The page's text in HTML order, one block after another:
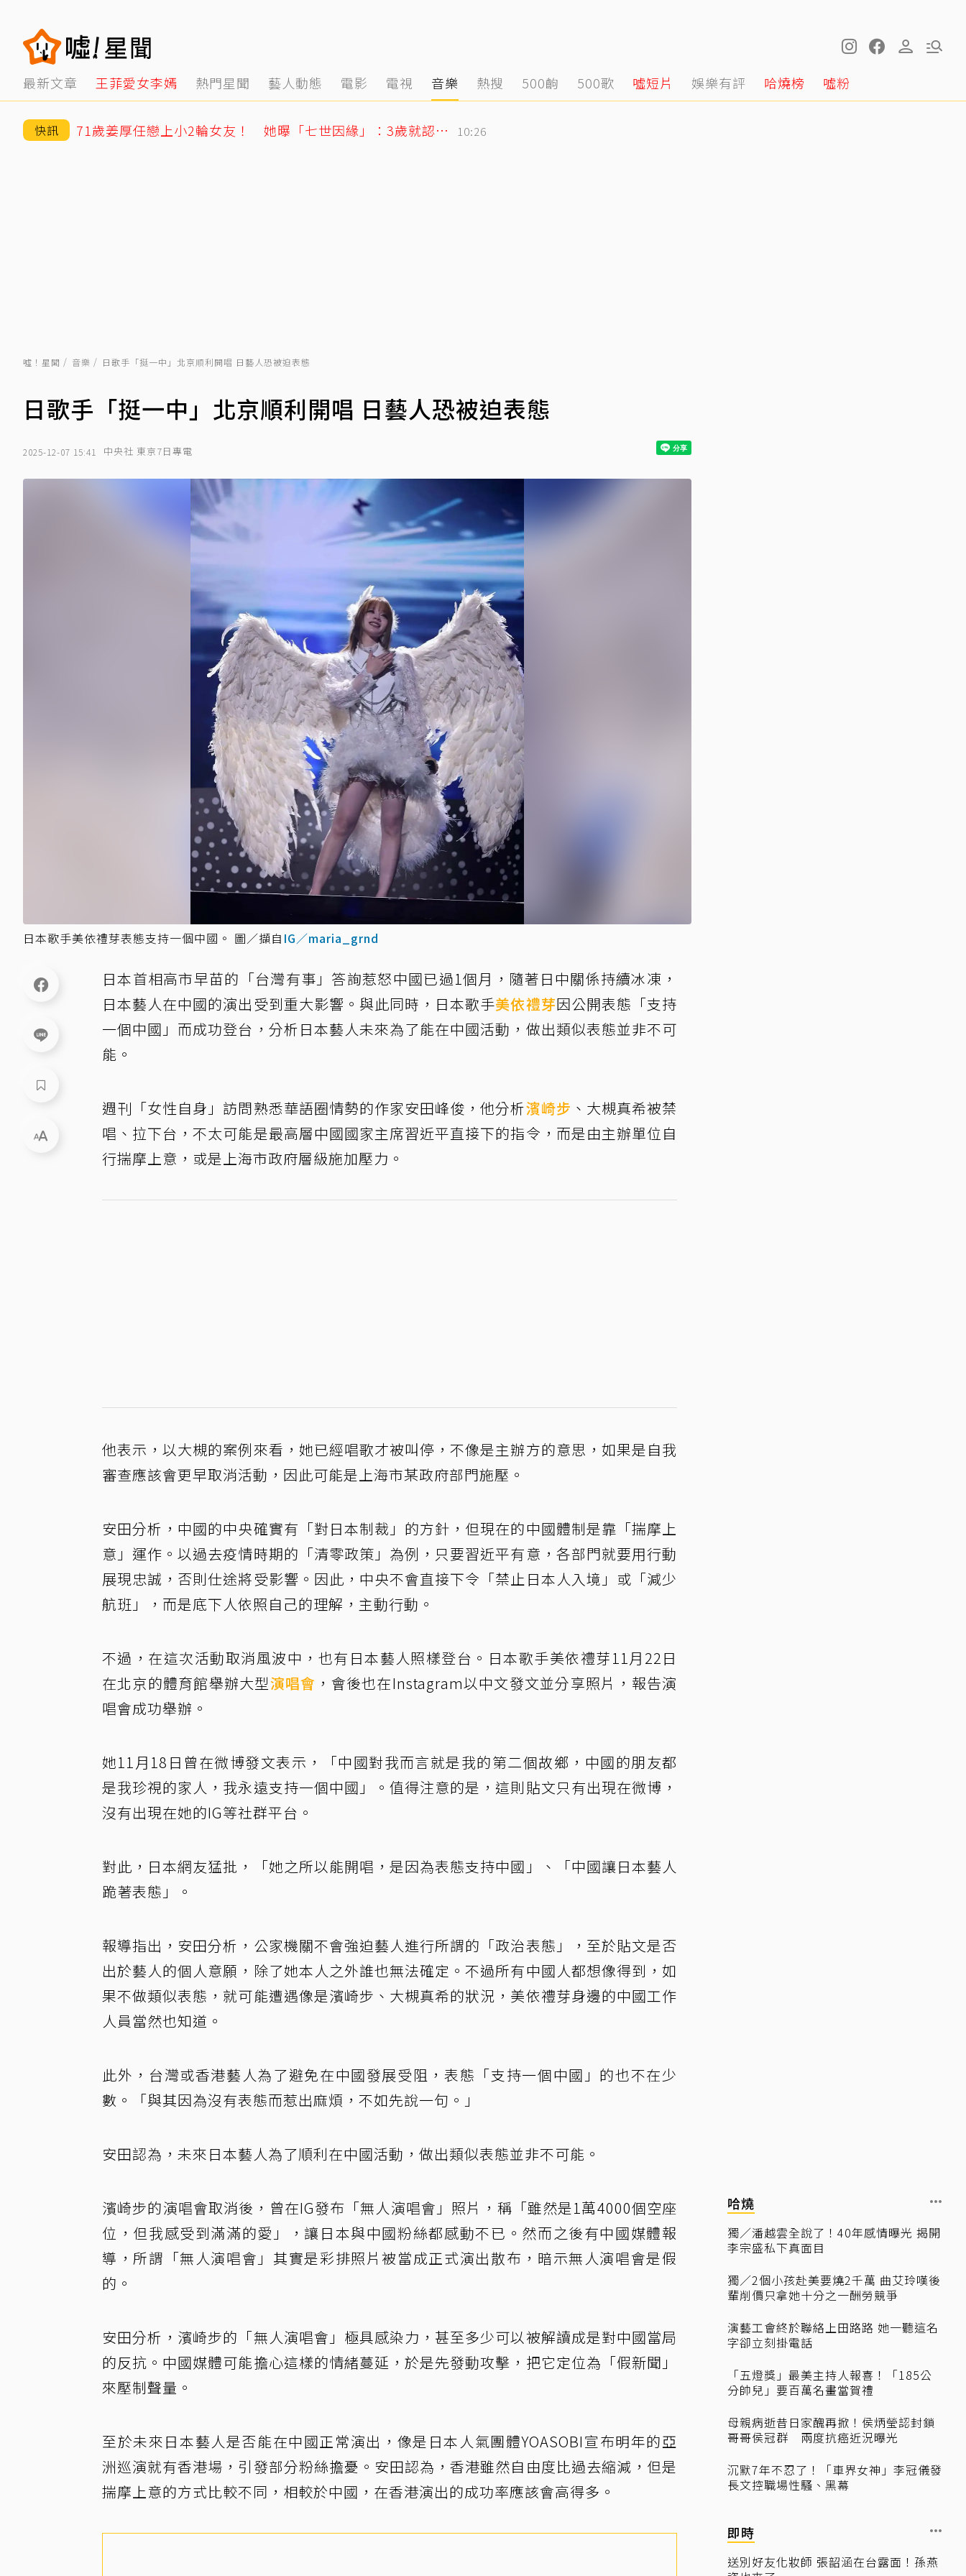
最新文章 王菲愛女李嫣 熱門星聞 藝人動態 電影 電視 音樂 熱搜 500齣 500歌 噓短片 娛樂有評 哈燒榜 噓粉
快訊 71歲姜厚任戀上小2輪女友！ 她曝「七世因緣」：3歲就認定是他 10:26
噓！星聞 音樂 日歌手「挺一中」北京順利開唱 日藝人恐被迫表態
日歌手「挺一中」北京順利開唱 日藝人恐被迫表態
2025-12-07 15:41 中央社 東京7日專電
日本歌手美依禮芽表態支持一個中國。 圖／擷自 IG／maria_grnd
日本首相高市早苗的「台灣有事」答詢惹怒中國已過1個月，隨著日中關係持續冰凍，
日本藝人在中國的演出受到重大影響。與此同時，日本歌手美依禮芽因公開表態「支持
一個中國」而成功登台，分析日本藝人未來為了能在中國活動，做出類似表態並非不可
能。
週刊「女性自身」訪問熟悉華語圈情勢的作家安田峰俊，他分析濱崎步 、大槻真希被禁
唱、拉下台，不太可能是最高層中國國家主席習近平直接下的指令，而是由主辦單位自
行揣摩上意，或是上海市政府層級施加壓力。
他表示，以大槻的案例來看，她已經唱歌才被叫停，不像是主辦方的意思，如果是自我
審查應該會更早取消活動，因此可能是上海市某政府部門施壓。
安田分析，中國的中央確實有「對日本制裁」的方針，但現在的中國體制是靠「揣摩上
意」運作。以過去疫情時期的「清零政策」為例，只要習近平有意，各部門就要用行動
展現忠誠，否則仕途將受影響。因此，中央不會直接下令「禁止日本人入境」或「減少
航班」，而是底下人依照自己的理解，主動行動。
不過，在這次活動取消風波中，也有日本藝人照樣登台。日本歌手美依禮芽11月22日
在北京的體育館舉辦大型演唱會 ，會後也在Instagram以中文發文並分享照片，報告演
唱會成功舉辦。
她11月18日曾在微博發文表示，「中國對我而言就是我的第二個故鄉，中國的朋友都
是我珍視的家人，我永遠支持一個中國」。值得注意的是，這則貼文只有出現在微博，
沒有出現在她的IG等社群平台。
對此，日本網友猛批，「她之所以能開唱，是因為表態支持中國」、「中國讓日本藝人
跪著表態」。
報導指出，安田分析，公家機關不會強迫藝人進行所謂的「政治表態」，至於貼文是否
出於藝人的個人意願，除了她本人之外誰也無法確定。不過所有中國人都想像得到，如
果不做類似表態，就可能遭遇像是濱崎步、大槻真希的狀況，美依禮芽身邊的中國工作
人員當然也知道。
此外，台灣或香港藝人為了避免在中國發展受阻，表態「支持一個中國」的也不在少
數。「與其因為沒有表態而惹出麻煩，不如先說一句。」
安田認為，未來日本藝人為了順利在中國活動，做出類似表態並非不可能。
濱崎步的演唱會取消後，曾在IG發布「無人演唱會」照片，稱「雖然是1萬4000個空座
位，但我感受到滿滿的愛」，讓日本與中國粉絲都感動不已。然而之後有中國媒體報
導，所謂「無人演唱會」其實是彩排照片被當成正式演出散布，暗示無人演唱會是假
的。
安田分析，濱崎步的「無人演唱會」極具感染力，甚至多少可以被解讀成是對中國當局
的反抗。中國媒體可能擔心這樣的情緒蔓延，於是先發動攻擊，把它定位為「假新聞」
來壓制聲量。
至於未來日本藝人是否能在中國正常演出，像是日本人氣團體YOASOBI宣布明年的亞
洲巡演就有香港場，引發部分粉絲擔憂。安田認為，香港雖然自由度比過去縮減，但是
揣摩上意的方式比較不同，相較於中國，在香港演出的成功率應該會高得多。
哈燒
獨／潘越雲全說了！40年感情曝光 揭開
李宗盛私下真面目
獨／2個小孩赴美要燒2千萬 曲艾玲嘆後
輩削價只拿她十分之一酬勞競爭
演藝工會終於聯絡上田路路 她一聽這名
字卻立刻掛電話
「五燈獎」最美主持人報喜！「185公
分帥兒」要百萬名畫當賀禮
母親病逝昔日家醜再掀！侯炳瑩認封鎖
哥哥侯冠群 兩度抗癌近況曝光
沉默7年不忍了！「車界女神」李冠儀發
長文控職場性騷、黑幕
即時
送別好友化妝師 張韶涵在台露面！孫燕